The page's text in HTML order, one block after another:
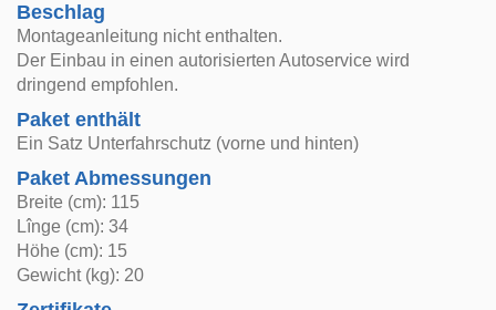
Beschlag
Montageanleitung nicht enthalten.
Der Einbau in einen autorisierten Autoservice wird
dringend empfohlen.
Paket enthält
Ein Satz Unterfahrschutz (vorne und hinten)
Paket Abmessungen
Breite (cm): 115
Lînge (cm): 34
Höhe (cm): 15
Gewicht (kg): 20